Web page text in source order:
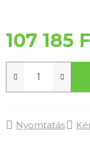
csillag.
107 185
Nyomtatás